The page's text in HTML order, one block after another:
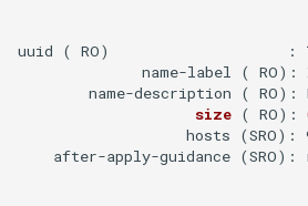
free 命令
uuid ( RO)                    :
name-label ( RO):
name-description (
size ( RO) :
hosts (SRO):
after-apply-guidance (SRO):